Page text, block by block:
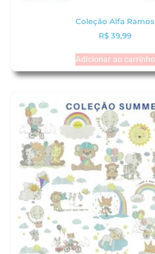
Coleção Alfa Ramos
R$ 39,99
Adicionar ao carrinho